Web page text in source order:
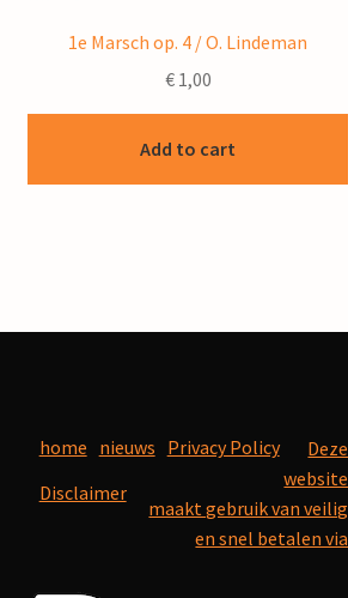
1e Marsch op. 4 / O. Lindeman
€1,00
Add to cart
home nieuws Privacy Policy
Disclaimer
Deze
website
maakt gebruik van veilig
en snel betalen via